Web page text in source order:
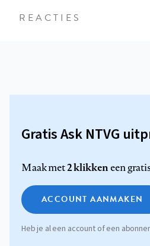
REACTIES
Gratis Ask NTVG
Maak met2 klikkeneen
ACCOUNT AANMAKEN
Heb je al een account of een